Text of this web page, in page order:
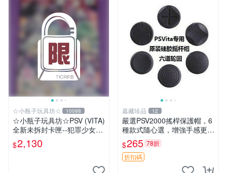
☆小瓶子玩具坊☆ 10088
☆小瓶子玩具坊☆PSV (VITA)
全新未拆封卡匣--犯罪少女2
《Criminal Girls 2》限定版
(日版)
$2,130
嘉藏珍品 12
嚴選PSV2000搖桿保護帽，6
種款式隨心選，增強手感更舒
適 黑白藍三色可選 黑色 白色
藍色
$265 78折
折扣碼